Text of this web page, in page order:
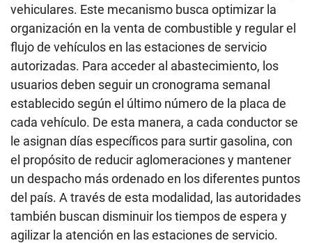
vehiculares. Este mecanismo busca optimizar la
organización en la venta de combustible y regular el
flujo de vehículos en las estaciones de servicio
autorizadas. Para acceder al abastecimiento, los
usuarios deben seguir un cronograma semanal
establecido según el último número de la placa de
cada vehículo. De esta manera, a cada conductor se
le asignan días específicos para surtir gasolina, con
el propósito de reducir aglomeraciones y mantener
un despacho más ordenado en los diferentes puntos
del país. A través de esta modalidad, las autoridades
también buscan disminuir los tiempos de espera y
agilizar la atención en las estaciones de servicio.